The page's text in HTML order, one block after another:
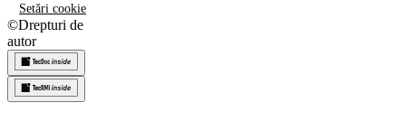
Setări cookie
©Drepturi de
autor